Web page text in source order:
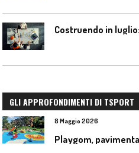
Costruendo in
GLI APPROFONDIMENTI DI TSPORT
8 Maggio 2026